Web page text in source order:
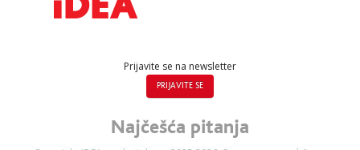
Prijavite se na newsletter
PRIJAVITE SE
Najčešća pitanja